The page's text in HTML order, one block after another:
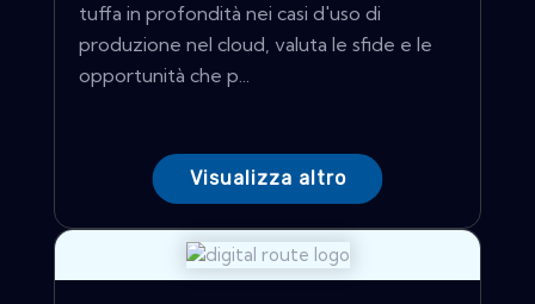
tuffa in profondità nei casi d'uso di
produzione nel cloud, valuta le sfide e le
opportunità che p...
Visualizza altro